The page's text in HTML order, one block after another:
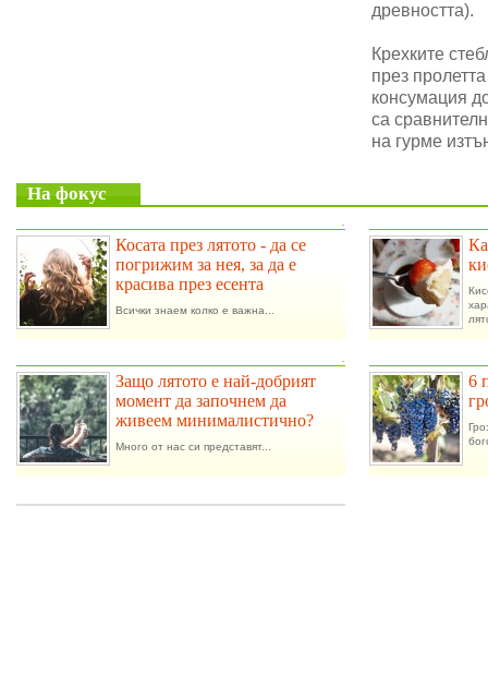
древността).
Крехките
през
консумация
са
на гурме
На фокус
Косата през лятото - да се
погрижим за нея, за да е
красива през есента
Всички знаем колко е важна...
Защо лятото е най-добрият
момент да започнем да
живеем минималистично?
Много от нас си представят...
6